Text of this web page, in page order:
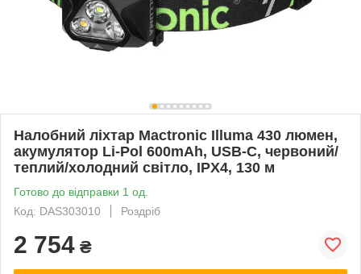
Налобний ліхтар Mactronic Illuma 430 люмен,
акумулятор Li-Pol 600mAh, USB-C, червоний/
теплий/холодний світло, IPX4, 130 м
Готово до відправки 1 од.
Код: DAS303010
Роздріб
2 754 ₴